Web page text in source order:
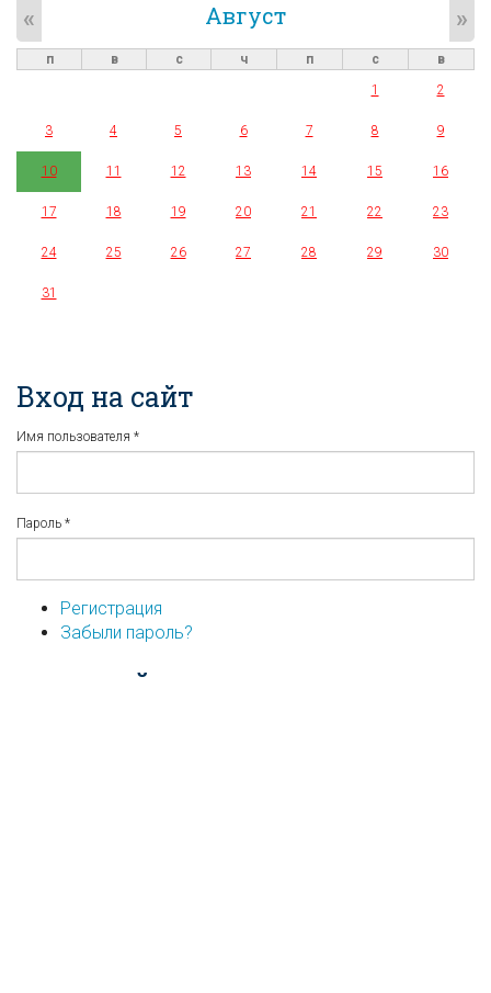
Август
« »
п в с ч п с
в
1
2
3 4 5 6 7 8 9
10 11 12 13 14 15 16
17 18 19 20 21 22 23
24 25 26 27 28 29 30
31
Вход на сайт
Имя пользователя *
Пароль *
Регистрация
Забыли пароль?
...или войдите используя